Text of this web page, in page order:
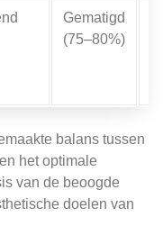
Gematigd
(75–80%)
balans tussen
het optimale
van de beoogde
doelen van